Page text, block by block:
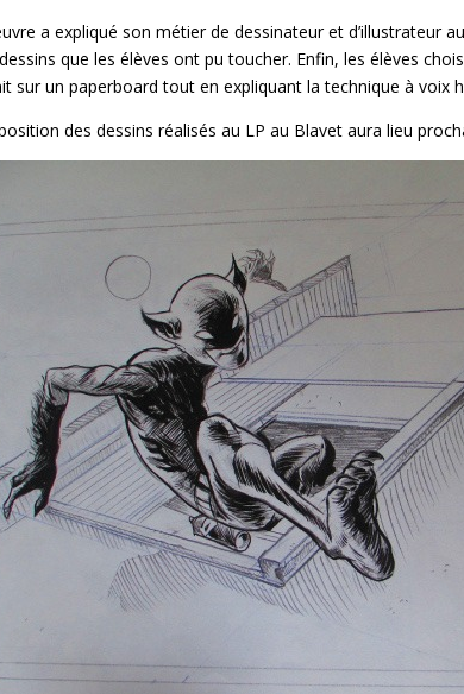
a expliqué son métier de dessinateur et d’illustrateur
que les élèves ont pu toucher. Enfin, les élèves
sur un paperboard tout en expliquant la technique à voix
des dessins réalisés au LP au Blavet aura lieu